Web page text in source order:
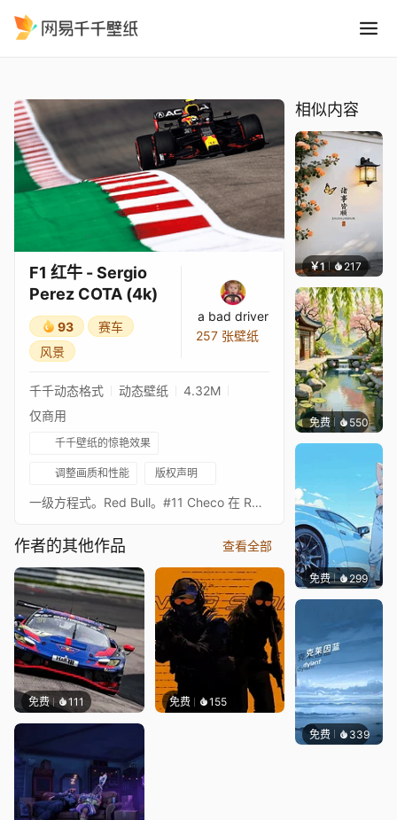
F1 红牛 - Sergio
Perez COTA (4k)
93
赛车
风景
a bad driver
257 张壁纸
千千动态格式 动态壁纸
4.32M
仅商用
千千壁纸的惊艳效果
调整画质和性能 版权声明
一级方程式。Red Bull。#11 Checo 在 RB16B。2021 美国大奖赛。美洲赛道。德克萨斯州奥斯汀。（4k）我的 Red Bull 及其他 F1 壁纸合集
作者的其他作品 查看全部
免费 111 免费 155
相似内容
￥1 217 渔小小
免费 550渔小小
免费 299Ado
免费 339冰茶Ln